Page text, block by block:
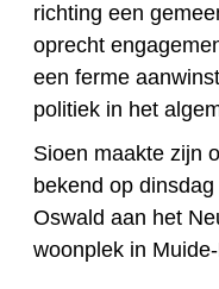
richting een
oprecht
een ferme
politiek in het
Sioen maakte zijn
bekend op
Oswald aan het
woonplek in